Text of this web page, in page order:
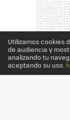
Utilizamos cookies
de audiencia y
analizando tu
aceptando su uso.